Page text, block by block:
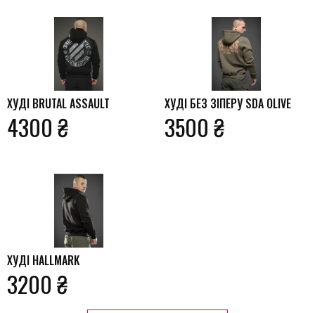
ХУДІ BRUTAL ASSAULT
4300 ₴
ХУДІ БЕЗ ЗІПЕРУ SDA OLIVE
3500 ₴
ХУДІ HALLMARK
3200 ₴